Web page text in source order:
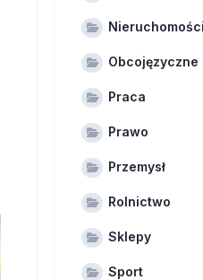
Nieruchomości
Obcojęzyczne
Praca
Prawo
Przemysł
Rolnictwo
Sklepy
Sport